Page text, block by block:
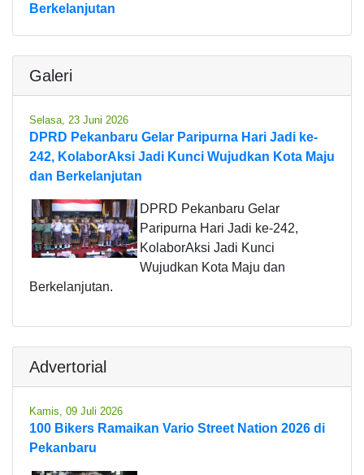
Berkelanjutan
Galeri
Selasa, 23 Juni 2026
DPRD Pekanbaru Gelar Paripurna Hari Jadi ke-
242, KolaborAksi Jadi Kunci Wujudkan Kota Maju
dan Berkelanjutan
DPRD Pekanbaru Gelar
Paripurna Hari Jadi ke-242,
KolaborAksi Jadi Kunci
Wujudkan Kota Maju dan
Berkelanjutan.
Advertorial
Kamis, 09 Juli 2026
100 Bikers Ramaikan Vario Street Nation 2026 di
Pekanbaru